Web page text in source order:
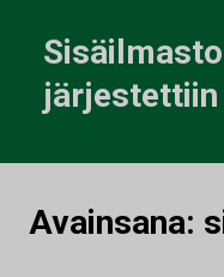
järjestettiin
Avainsana: